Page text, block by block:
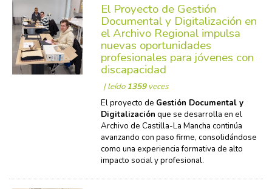
El Proyecto de Gestión
Documental y Digitalización en
el Archivo Regional impulsa
nuevas oportunidades
profesionales para jóvenes con
discapacidad
| leído1359veces
El proyecto de Gestión Documental y
Digitalización que se desarrolla en el
Archivo de Castilla-La Mancha continúa
avanzando con paso firme, consolidándose
como una experiencia formativa de alto
impacto social y profesional.